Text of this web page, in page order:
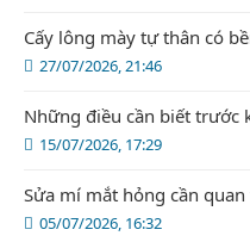
27/07/2026, 21:46
Cấy lông mày tự thân có
15/07/2026, 17:29
Những điều cần biết trước
05/07/2026, 16:32
Sửa mí mắt hỏng cần